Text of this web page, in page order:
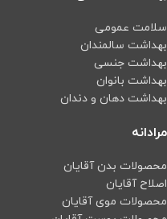
دارای کلید دستی
جهت قطع و وصل دستی فن
خروجی ۳ فاز و تک فاز به صورت
همزمان در یک تابلو
دارای کلید مینیاتور جهت برق ورودی AC
سلامت عمومی
بهداشت سالمندان
بهداشت جنسی
بهداشت بانوان
بهداشت دهان و دندان
مرادانه
محصولات بدن آقایان
اصلاح آقایان
محصولات موی آقایان